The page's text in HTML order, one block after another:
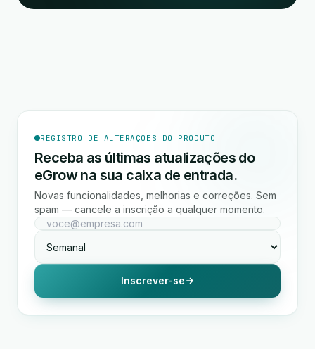
REGISTRO DE ALTERAÇÕES DO PRODUTO
Receba as últimas atualizações do
eGrow na sua caixa de entrada.
Novas funcionalidades, melhorias e correções. Sem
spam — cancele a inscrição a qualquer momento.
Inscrever-se